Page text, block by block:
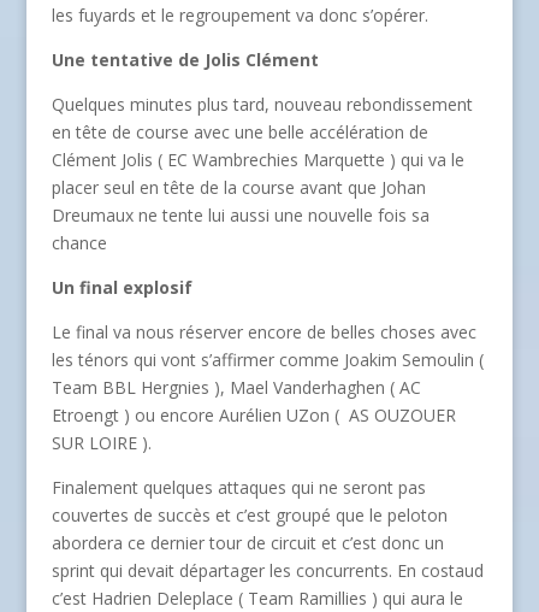
les fuyards et le regroupement va donc s’opérer.
Une tentative de Jolis Clément
Quelques minutes plus tard, nouveau rebondissement
en tête de course avec une belle accélération de
Clément Jolis ( EC Wambrechies Marquette ) qui va le
placer seul en tête de la course avant que Johan
Dreumaux ne tente lui aussi une nouvelle fois sa
chance
Un final explosif
Le final va nous réserver encore de belles choses avec
les ténors qui vont s’affirmer comme Joakim Semoulin (
Team BBL Hergnies ), Mael Vanderhaghen ( AC
Etroengt ) ou encore Aurélien UZon ( AS OUZOUER
SUR LOIRE ).
Finalement quelques attaques qui ne seront pas
couvertes de succès et c’est groupé que le peloton
abordera ce dernier tour de circuit et c’est donc un
sprint qui devait départager les concurrents. En costaud
c’est Hadrien Deleplace ( Team Ramillies ) qui aura le